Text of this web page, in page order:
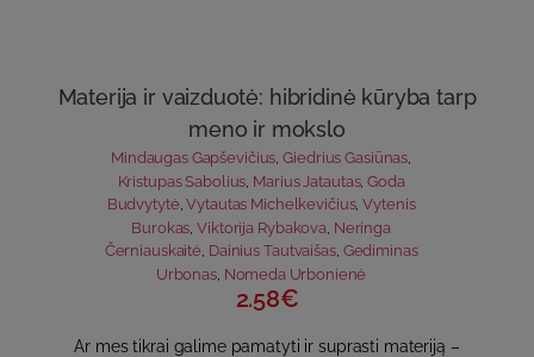
Materija ir vaizduotė: hibridinė kūryba tarp
meno ir mokslo
Mindaugas Gapševičius,Giedrius Gasiūnas,
Kristupas Sabolius Marius Jatautas,Goda
Budvytytė,Vytautas Michelkevičius,Vytenis
Burokas ,Viktorija Rybakova Neringa
Černiauskaitė, Dainius Tautvaišas, Gediminas
Urbonas, Nomeda Urbonienė
2.58€
Ar mes tikrai galime pamatyti ir suprasti materiją –